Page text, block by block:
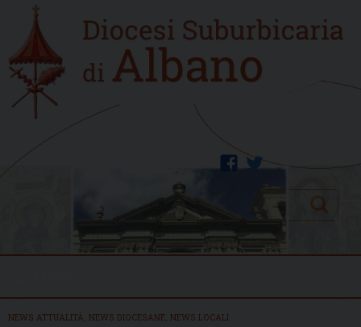
content
Home
new
twitter
facebook
Search
NEWS ATTUALITÀ NEWS DIOCESANE NEWS LOCALI